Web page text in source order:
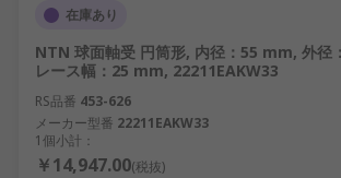
在庫あり
NTN 球面軸受 円筒形, 内径：55 mm, 外径
レース幅：25 mm, 22211EAKW33
RS品番 453-626
メーカー型番 22211EAKW33
1個小計：
￥14,947.00(税抜)